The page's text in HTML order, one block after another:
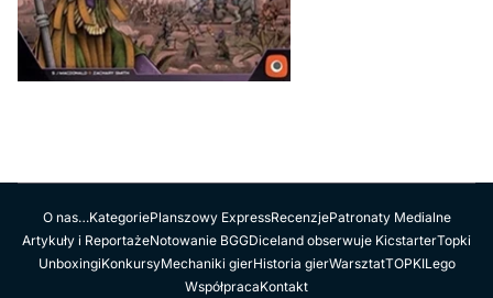
O nas…KategoriePlanszowy ExpressRecenzjePatronaty Medialne
Artykuły i ReportażeNotowanie BGGDiceland obserwuje KicstarterTopki
UnboxingiKonkursyMechaniki gierHistoria gierWarsztatTOPKILego
WspółpracaKontakt